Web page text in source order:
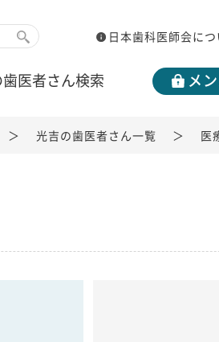
日本歯科医師会につ
医者さん検索 メ
光吉の歯医者さん一覧 医